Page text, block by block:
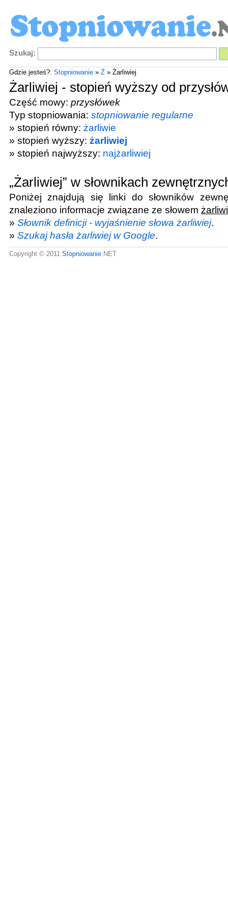
Szukaj:
Gdzie jesteś?: Stopniowanie» Ż» Żarliwiej
Żarliwiej - stopień wyższy od
Część mowy: przysłówek
Typ stopniowania: stopniowanie regularne
» stopień równy: żarliwie
» stopień wyższy: żarliwiej
» stopień najwyższy: najżarliwiej
„Żarliwiej” w słownikach
Poniżej znajdują się linki do słowników
znaleziono informacje związane ze słowem
» Słownik definicji - wyjaśnienie słowa żarliwiej.
» Szukaj hasła żarliwiej w Google.
Copyright © 2011 Stopniowanie.NET